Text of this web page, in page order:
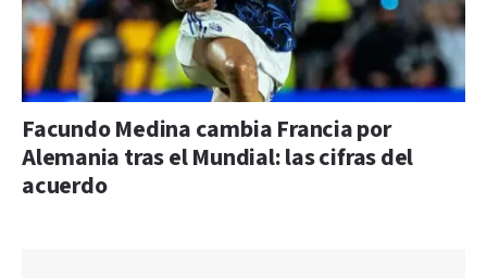
Facundo Medina cambia Francia por
Alemania tras el Mundial: las cifras del
acuerdo